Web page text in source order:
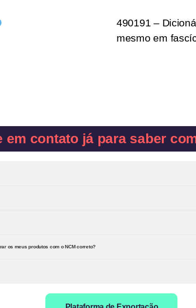
490191 –
mesmo em
em contato já para saber
os meus produtos com o NCM correto?